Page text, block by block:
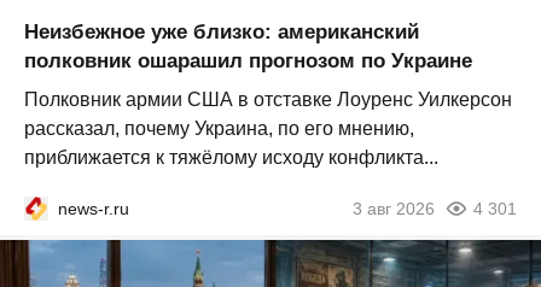
Неизбежное уже близко: американский
полковник ошарашил прогнозом по Украине
Полковник армии США в отставке Лоуренс Уилкерсон
рассказал, почему Украина, по его мнению,
приближается к тяжёлому исходу конфликта...
news-r.ru 3 авг 2026 4 301